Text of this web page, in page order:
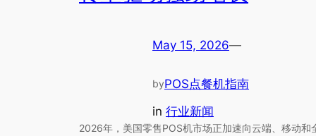
May 15, 2026—
byPOS点餐机指南
in 行业新闻
2026年，美国零售POS机市场正加速向云端、移动和